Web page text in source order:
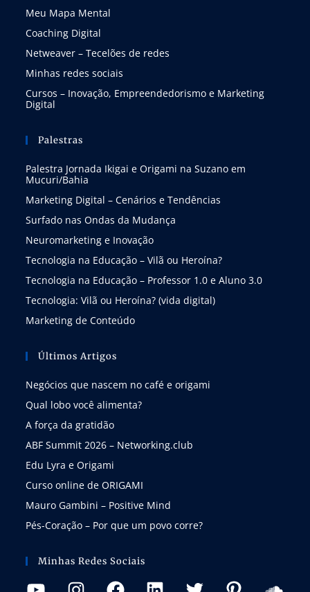
Meu Mapa Mental
Coaching Digital
Netweaver – Tecelões de redes
Minhas redes sociais
Cursos – Inovação, Empreendedorismo e Marketing
Digital
Palestras
Palestra Jornada Ikigai e Origami na Suzano em
Mucuri/Bahia
Marketing Digital – Cenários e Tendências
Surfado nas Ondas da Mudança
Neuromarketing e Inovação
Tecnologia na Educação – Vilã ou Heroína?
Tecnologia na Educação – Professor 1.0 e Aluno 3.0
Tecnologia: Vilã ou Heroína? (vida digital)
Marketing de Conteúdo
Últimos Artigos
Negócios que nascem no café e origami
Qual lobo você alimenta?
A força da gratidão
ABF Summit 2026 – Networking.club
Edu Lyra e Origami
Curso online de ORIGAMI
Mauro Gambini – Positive Mind
Pés-Coração – Por que um povo corre?
Minhas Redes Sociais